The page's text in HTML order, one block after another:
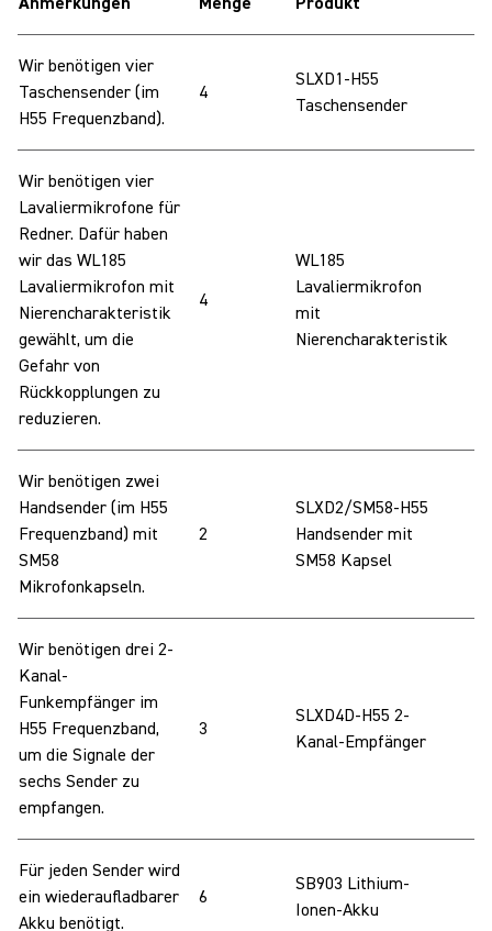
Wir benötigen vier
Taschensender (im
H55 Frequenzband).
4
SLXD1-H55
Taschensender
Wir benötigen vier
Lavaliermikrofone für
Redner. Dafür haben
wir das WL185
Lavaliermikrofon mit
Nierencharakteristik
gewählt, um die
Gefahr von
Rückkopplungen zu
reduzieren.
4
WL185
Lavaliermikrofon
mit
Nierencharakteristik
Wir benötigen zwei
Handsender (im H55
Frequenzband) mit
SM58
Mikrofonkapseln.
2
SLXD2/SM58-H55
Handsender mit
SM58 Kapsel
Wir benötigen drei 2-
Kanal-
Funkempfänger im
H55 Frequenzband,
um die Signale der
sechs Sender zu
empfangen.
3
SLXD4D-H55 2-
Kanal-Empfänger
Für jeden Sender wird
ein wiederaufladbarer
Akku benötigt.
6
SB903 Lithium-
Ionen-Akku